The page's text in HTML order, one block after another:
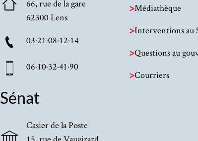
66, rue de la gare
62300 Lens
03·21·08·12·14
06·10·32·41·90
Sénat
Casier de la Poste
>Médiathèque
>Interventions au
>Questions au
>Courriers